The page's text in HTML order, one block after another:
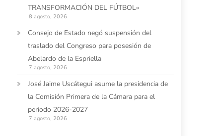
TRANSFORMACIÓN DEL FÚTBOL»
8 agosto, 2026
Consejo de Estado negó suspensión del
traslado del Congreso para posesión de
Abelardo de la Espriella
7 agosto, 2026
José Jaime Uscátegui asume la presidencia de
la Comisión Primera de la Cámara para el
periodo 2026-2027
7 agosto, 2026